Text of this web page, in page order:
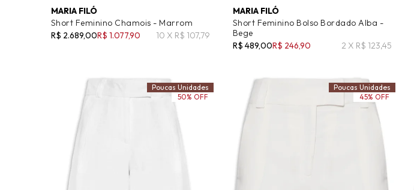
MARIA FILÓ
Short Feminino Chamois - Marrom
R$ 2.689,00R$ 1.077,90 10 X R$ 107,79
MARIA FILÓ
Short Feminino Bolso Bordado Alba -
Bege
R$ 489,00R$ 246,90 2 X R$ 123,45
Poucas Unidades
50% OFF
Poucas Unidades
45% OFF